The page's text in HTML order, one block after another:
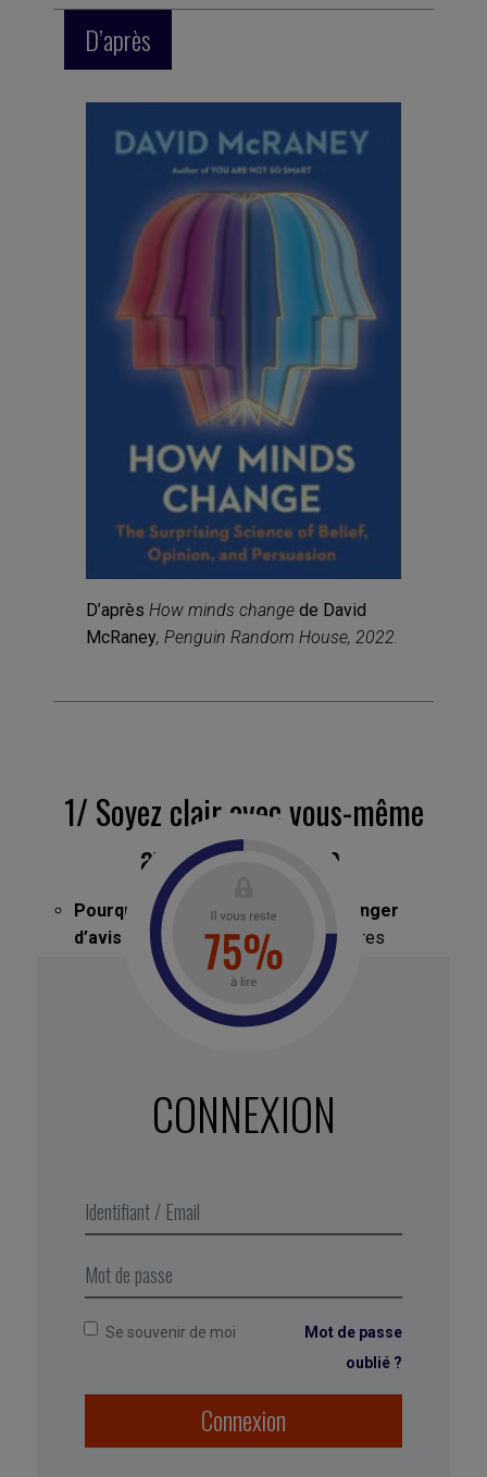
D’après
D’après How minds change de David
McRaney, Penguin Random House, 2022.
1/ Soyez clair avec vous-même
avant le dialogue
Pourquoi souhaitez-vous faire changer
d’avis votre interlocuteur ?
En d’autres
termes, interrogez-vous d’abord sur vos
propres motivations et opinions avant de
chercher à explorer celles d’autrui.
une personne qui a tort et l’autre raison. Voyez
le débat comme une véritable collaboration. Ne
« clichés » en fonction de ses croyances –
chaque interlocuteur possède ses raisons
singulières.
CONNEXION
Se souvenir de moi
Mot de passe
oublié ?
Connexion